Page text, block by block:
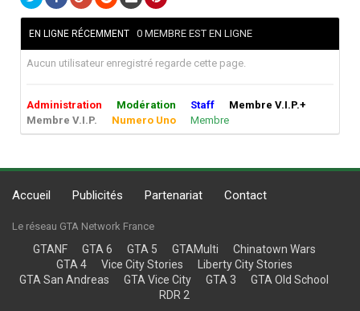
EN LIGNE RÉCEMMENT 0 MEMBRE EST EN LIGNE
Aucun utilisateur enregistré regarde cette page.
Administration Modération Staff
Membre V.I.P.+
Membre V.I.P.
Numero Uno Membre
Accueil Publicités Partenariat Contact
Le réseau GTA Network France
GTANF GTA 6 GTA 5 GTAMulti
Chinatown Wars
GTA 4
Vice City Stories
Liberty City Stories
GTA San Andreas
GTA Vice City GTA 3
GTA Old School
RDR 2